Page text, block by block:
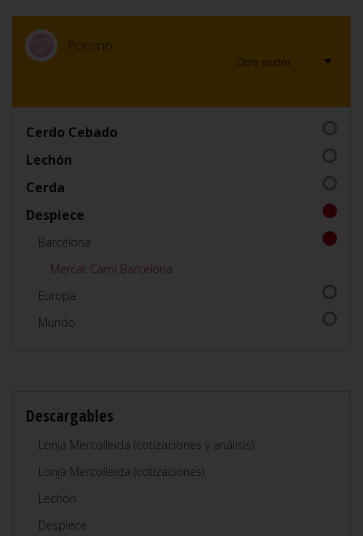
Porcino
Cerdo Cebado
Lechón
Cerda
Despiece
Barcelona
Mercat Carni Barcelona
Europa
Mundo
Descargables
Lonja Mercolleida (cotizaciones y análisis)
Lonja Mercolleida (cotizaciones)
Lechón
Despiece